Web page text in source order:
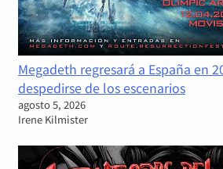
Megadeth regresará a España en
despedirse de los escenarios
agosto 5, 2026
Irene Kilmister